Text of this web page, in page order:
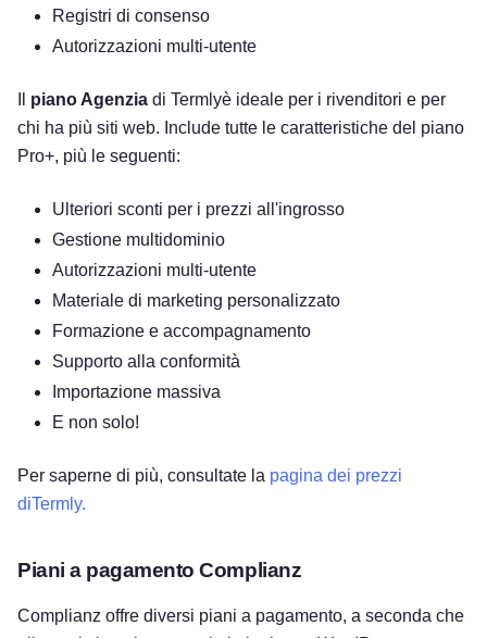
Registri di consenso
Autorizzazioni multi-utente
piano Agenzia di Termlyè ideale per i rivenditori e per
chi ha più siti web. Include tutte le caratteristiche del piano
Pro+, più le seguenti:
Ulteriori sconti per i prezzi all'ingrosso
Gestione multidominio
Autorizzazioni multi-utente
Materiale di marketing personalizzato
Formazione e accompagnamento
Supporto alla conformità
Importazione massiva
E non solo!
Per saperne di più, consultate la pagina dei prezzi
diTermly.
Piani a pagamento Complianz
Complianz offre diversi piani a pagamento, a seconda che